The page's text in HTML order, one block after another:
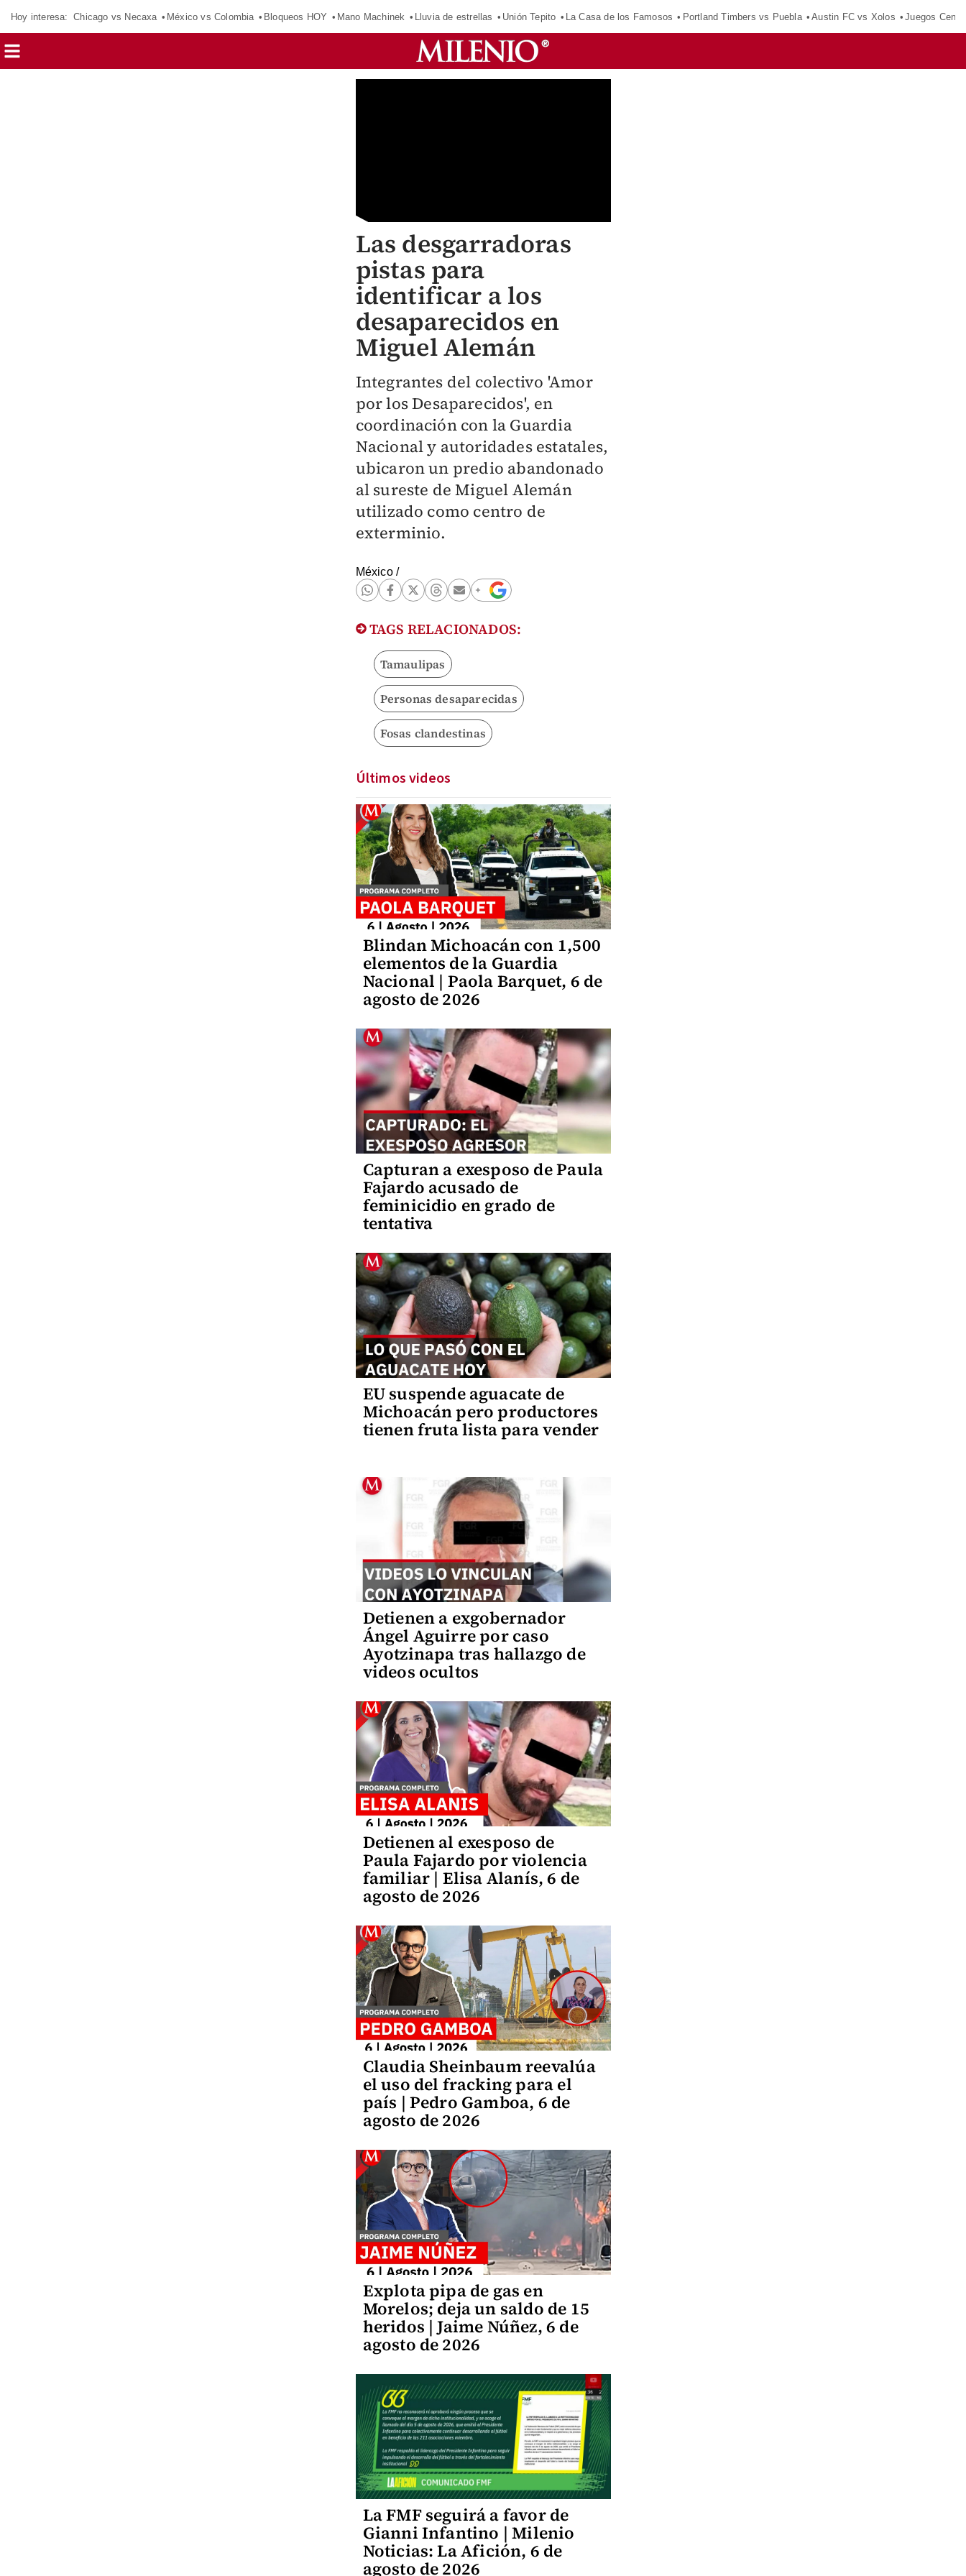
Hoy interesa: Chicago vs Necaxa México vs Colombia Bloqueos HOY Mano Machinek Lluvia de estrellas Unión Tepito La Casa de los Famosos Portland Timbers vs Puebla Austin FC vs Xolos Juegos
Las desgarradoras
pistas para
identificar a los
desaparecidos en
Miguel Alemán
Integrantes del colectivo 'Amor
por los Desaparecidos', en
coordinación con la Guardia
Nacional y autoridades estatales,
ubicaron un predio abandonado
al sureste de Miguel Alemán
utilizado como centro de
exterminio.
México/
TAGS RELACIONADOS:
Tamaulipas
Personas desaparecidas
Fosas clandestinas
Últimos videos
Blindan Michoacán con 1,500
elementos de la Guardia
Nacional | Paola Barquet, 6 de
agosto de 2026
Capturan a exesposo de Paula
Fajardo acusado de
feminicidio en grado de
tentativa
EU suspende aguacate de
Michoacán pero productores
tienen fruta lista para vender
Detienen a exgobernador
Ángel Aguirre por caso
Ayotzinapa tras hallazgo de
videos ocultos
Detienen al exesposo de
Paula Fajardo por violencia
familiar | Elisa Alanís, 6 de
agosto de 2026
Claudia Sheinbaum reevalúa
el uso del fracking para el
país | Pedro Gamboa, 6 de
agosto de 2026
Explota pipa de gas en
Morelos; deja un saldo de 15
heridos | Jaime Núñez, 6 de
agosto de 2026
La FMF seguirá a favor de
Gianni Infantino | Milenio
Noticias: La Afición, 6 de
agosto de 2026